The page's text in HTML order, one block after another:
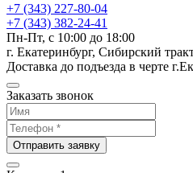
+7 (343) 227-80-04
+7 (343) 382-24-41
Пн-Пт, с 10:00 до 18:00
г. Екатеринбург, Сибирский
Доставка до подъезда в черте
Заказать звонок
Отправить заявку